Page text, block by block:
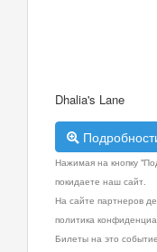
Dhalia's Lane
Нажимая на кнопку
покидаете наш сайт.
На сайте партнеров
политика
Билеты на это